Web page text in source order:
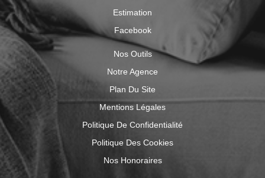
Estimation
Facebook
Nos Outils
Notre Agence
Plan Du Site
Mentions Légales
Politique De Confidentialité
Politique Des Cookies
Nos Honoraires